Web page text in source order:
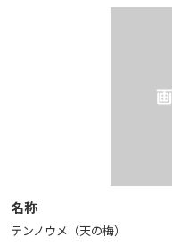
名称
テンノウメ（天の梅）